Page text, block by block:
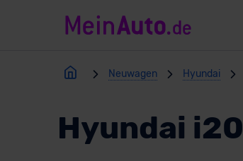
Neuwagen Hyundai
Hyundai i20